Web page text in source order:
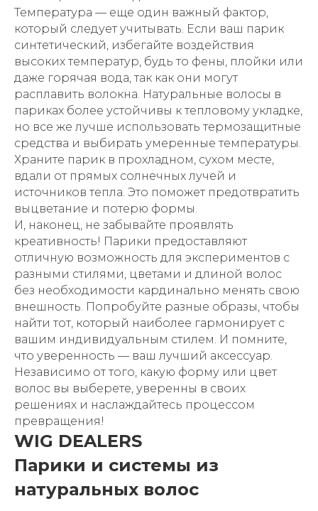
Температура — еще один важный фактор,
который следует учитывать. Если ваш парик
синтетический, избегайте воздействия
высоких температур, будь то фены, плойки или
даже горячая вода, так как они могут
расплавить волокна. Натуральные волосы в
париках более устойчивы к тепловому укладке,
но все же лучше использовать термозащитные
средства и выбирать умеренные температуры.
Храните парик в прохладном, сухом месте,
вдали от прямых солнечных лучей и
источников тепла. Это поможет предотвратить
выцветание и потерю формы.
И, наконец, не забывайте проявлять
креативность! Парики предоставляют
отличную возможность для экспериментов с
разными стилями, цветами и длиной волос
без необходимости кардинально менять свою
внешность. Попробуйте разные образы, чтобы
найти тот, который наиболее гармонирует с
вашим индивидуальным стилем. И помните,
что уверенность — ваш лучший аксессуар.
Независимо от того, какую форму или цвет
волос вы выберете, уверенны в своих
решениях и наслаждайтесь процессом
превращения!
WIG DEALERS
Парики и системы из
натуральных волос